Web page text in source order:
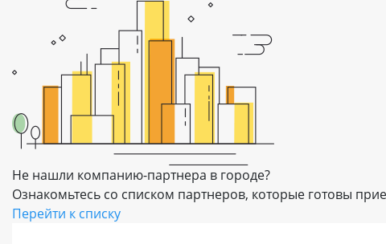
Не нашли компанию-партнера в городе?
Ознакомьтесь со списком партнеров, которые готовы
Перейти к списку